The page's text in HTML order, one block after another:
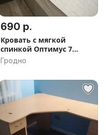
690 р.
Кровать с мягкой
спинкой Оптимус 7
новая,доставка по РБ.
Гродно